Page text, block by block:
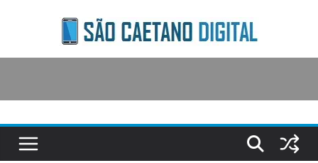
content